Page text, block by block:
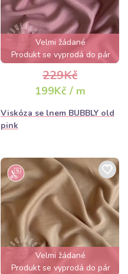
Velmi žádané
Produkt se vyprodá do pár
hodin
229Kč
199Kč / m
Viskóza se lnem BUBBLY old
pink
Velmi žádané
Produkt se vyprodá do pár